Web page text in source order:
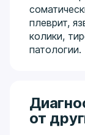
плеврит,
колики,
патологии.
от